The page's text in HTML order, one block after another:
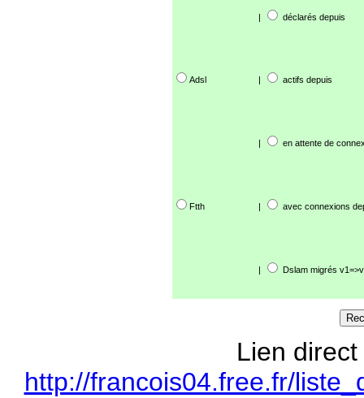
| déclarés depuis
Adsl | actifs depuis
| en attente de
Ftth | avec connexions
| Dslam migrés
Lien
http://francois04.free.fr/